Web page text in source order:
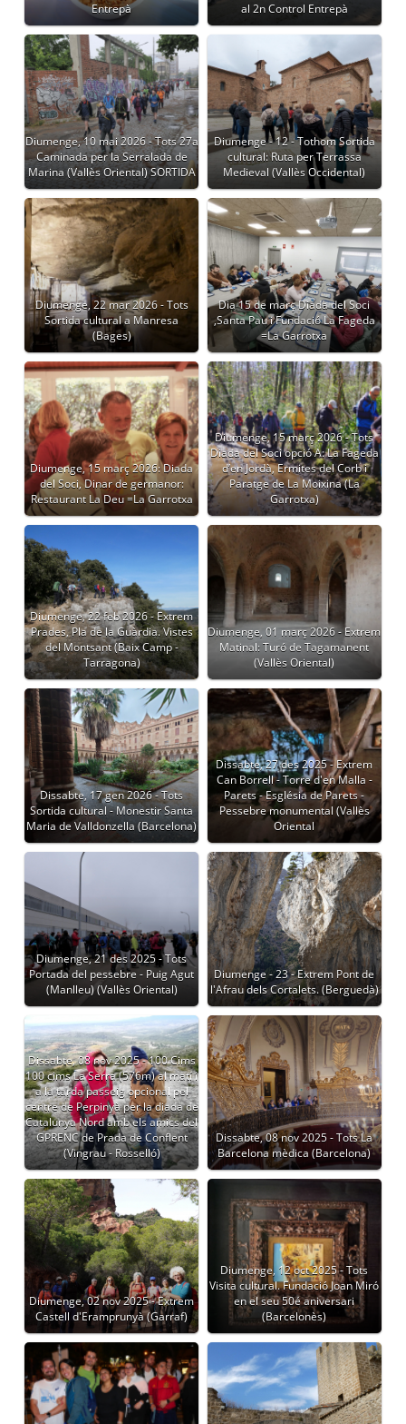
Entrepà
al 2n Control Entrepà
Diumenge, 10 mai 2026 - Tots 27a
Caminada per la Serralada de
Marina (Vallès Oriental) SORTIDA
Diumenge - 12 - Tothom Sortida
cultural: Ruta per Terrassa
Medieval (Vallès Occidental)
Diumenge, 22 mar 2026 - Tots
Sortida cultural a Manresa
(Bages)
Dia 15 de març Diada del Soci
,Santa Pau i Fundació La Fageda
=La Garrotxa
Diumenge, 15 març 2026: Diada
del Soci, Dinar de germanor:
Restaurant La Deu =La Garrotxa
Diumenge, 15 març 2026 - Tots
Diada del Soci opció A: La Fageda
d’en Jordà, Ermites del Corb i
Paratge de La Moixina (La
Garrotxa)
Diumenge, 22 feb 2026 - Extrem
Prades, Pla de la Guàrdia. Vistes
del Montsant (Baix Camp -
Tarragona)
Diumenge, 01 març 2026 - Extrem
Matinal: Turó de Tagamanent
(Vallès Oriental)
Dissabte, 17 gen 2026 - Tots
Sortida cultural - Monestir Santa
Maria de Valldonzella (Barcelona)
Dissabte, 27 des 2025 - Extrem
Can Borrell - Torre d'en Malla -
Parets - Església de Parets -
Pessebre monumental (Vallès
Oriental
Diumenge, 21 des 2025 - Tots
Portada del pessebre - Puig Agut
(Manlleu) (Vallès Oriental)
Diumenge - 23 - Extrem Pont de
l'Afrau dels Cortalets. (Berguedà)
Dissabte, 08 nov 2025 - 100 Cims
100 cims La Serra (576m) al matí i
a la tarda passeig opcional pel
centre de Perpinyà per la diada de
Catalunya Nord amb els amics del
GPRENC de Prada de Conflent
(Vingrau - Rosselló)
Dissabte, 08 nov 2025 - Tots La
Barcelona mèdica (Barcelona)
Diumenge, 02 nov 2025 - Extrem
Castell d'Eramprunyà (Garraf)
Diumenge, 12 oct 2025 - Tots
Visita cultural. Fundació Joan Miró
en el seu 50é aniversari
(Barcelonès)